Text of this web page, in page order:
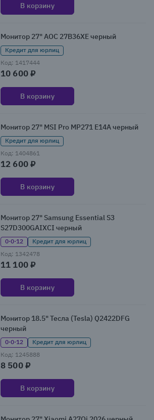
В корзину
Монитор 27" AOC 27B36XE черный
Кредит для юрлиц
Код: 1417444
10 600 ₽
В корзину
Монитор 27" MSI Pro MP271 E14A черный
Кредит для юрлиц
Код: 1404861
12 600 ₽
В корзину
Монитор 27" Samsung Essential S3
S27D300GAIXCI черный
0·0·12
Кредит для юрлиц
Код: 1342478
11 100 ₽
В корзину
Монитор 18.5" Тесла (Tesla) Q2422DFG
черный
0·0·12
Кредит для юрлиц
Код: 1245888
8 500 ₽
В корзину